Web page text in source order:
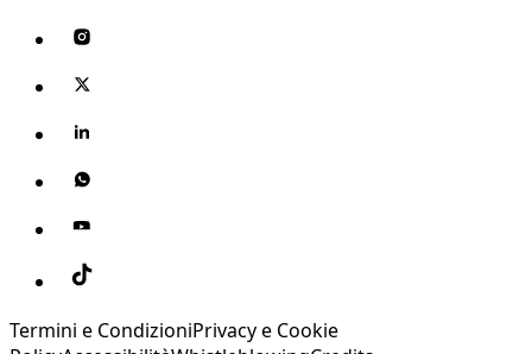
Termini e CondizioniPrivacy e Cookie